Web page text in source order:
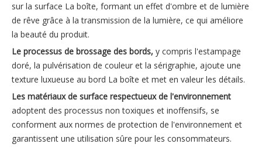
sur la surface La boîte, formant un effet d'ombre et de lumière
de rêve grâce à la transmission de la lumière, ce qui améliore
la beauté du produit.
Le processus de brossage des bords, y compris l'estampage
doré, la pulvérisation de couleur et la sérigraphie, ajoute une
texture luxueuse au bord La boîte et met en valeur les détails.
Les matériaux de surface respectueux de l'environnement
adoptent des processus non toxiques et inoffensifs, se
conforment aux normes de protection de l'environnement et
garantissent une utilisation sûre pour les consommateurs.